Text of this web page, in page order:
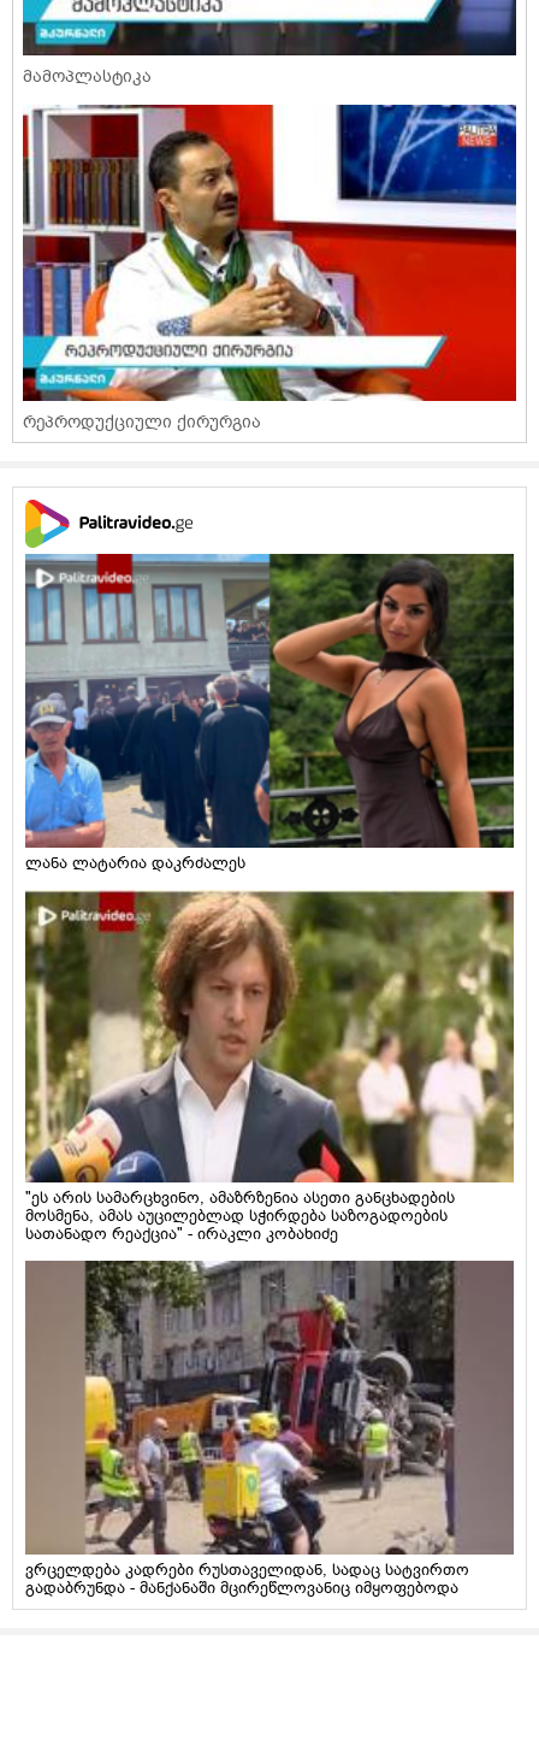
მამოპლასტიკა
რეპროდუქციული ქირურგია
ლანა ლატარია დაკრძალეს
"ეს არის სამარცხვინო, ამაზრზენია ასეთი განცხადების
მოსმენა, ამას აუცილებლად სჭირდება საზოგადოების
სათანადო რეაქცია" - ირაკლი კობახიძე
ვრცელდება კადრები რუსთაველიდან, სადაც სატვირთო
გადაბრუნდა - მანქანაში მცირეწლოვანიც იმყოფებოდა